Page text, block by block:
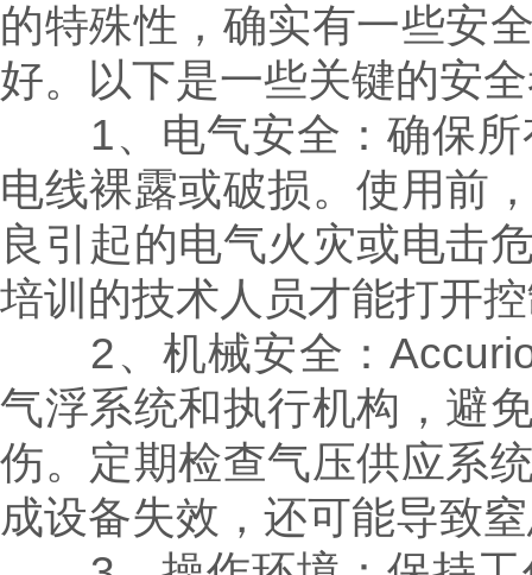
的特殊性，确实有一些安
好。以下是一些关键的安
1、电气安全：确保所
电线裸露或破损。使用前
良引起的电气火灾或电击
培训的技术人员才能打开
2、机械安全：
气浮系统和执行机构，避
伤。定期检查气压供应系
成设备失效，还可能导致